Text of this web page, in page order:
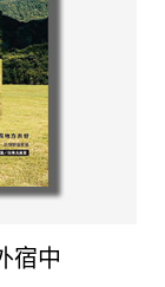
宿中